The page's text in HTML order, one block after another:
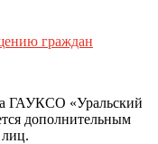
граждан
ГАУКСО «Уральский
дополнительным